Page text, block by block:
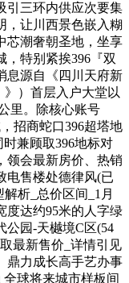
引三环内供应次要集
，让川西景色嵌入糊
芯潮奢朝圣地，坐享
，特别紧挨396『双
息源自《四川天府新
》）首层入户大堂以
里。除核心账号
招商蛇口396超塔地
兼顾取396地标对
领会最新房价、热销
电售楼处德律风(已
析_总价区间_1月
度达约95米的人字绿
公园-天樾境C区(54
最新售价_详情引见
鼎力成长高手艺办事
球将来城市样板间